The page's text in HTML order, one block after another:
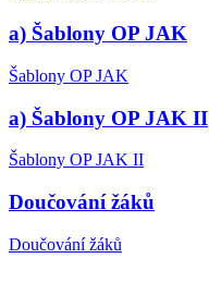
a) Šablony OP JAK
Šablony OP JAK
a) Šablony OP JAK II
Šablony OP JAK II
Doučování žáků
Doučování žáků